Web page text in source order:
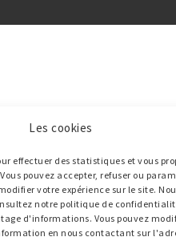
Les cookies
effectuer des statistiques et vous
pouvez accepter, refuser ou
votre expérience sur le site.
notre politique de
d'informations. Vous pouvez
en nous contactant sur